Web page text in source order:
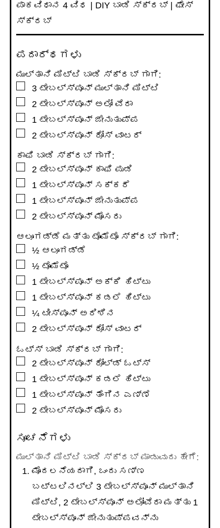
ಪಾಕವಿಧಾನ 4 ವಿಧ | DIY ಬಾಡಿ ಸ್ಕ್ರಬ್ | ಫೇಸ್
ಸ್ಕ್ರಬ್
ಪದಾರ್ಥಗಳು
ಮುಲ್ತಾನಿ ಮಿಟ್ಟಿ ಬಾಡಿ ಸ್ಕ್ರಬ್ ಗಾಗಿ:
▢3 ಟೇಬಲ್ಸ್ಪೂನ್ ಮುಲ್ತಾನಿ ಮಿಟ್ಟಿ
▢2 ಟೇಬಲ್ಸ್ಪೂನ್ ಅಲೋ ವೆರಾ
▢1 ಟೇಬಲ್ಸ್ಪೂನ್ ಜೇನುತುಪ್ಪ
▢2 ಟೇಬಲ್ಸ್ಪೂನ್ ರೋಸ್ ವಾಟರ್
ಕಾಫಿ ಬಾಡಿ ಸ್ಕ್ರಬ್ ಗಾಗಿ:
▢2 ಟೇಬಲ್ಸ್ಪೂನ್ ಕಾಫಿ ಪುಡಿ
▢1 ಟೇಬಲ್ಸ್ಪೂನ್ ಸಕ್ಕರೆ
▢1 ಟೇಬಲ್ಸ್ಪೂನ್ ಜೇನುತುಪ್ಪ
▢2 ಟೇಬಲ್ಸ್ಪೂನ್ ಮೊಸರು
ಆಲೂಗಡ್ಡೆ ಮತ್ತು ಟೊಮೆಟೊ ಸ್ಕ್ರಬ್ ಗಾಗಿ:
▢½ ಆಲೂಗಡ್ಡೆ
▢½ ಟೊಮೆಟೊ
▢1 ಟೇಬಲ್ಸ್ಪೂನ್ ಅಕ್ಕಿ ಹಿಟ್ಟು
▢1 ಟೇಬಲ್ಸ್ಪೂನ್ ಕಡಲೆ ಹಿಟ್ಟು
▢¼ ಟೀಸ್ಪೂನ್ ಅರಿಶಿನ
▢2 ಟೇಬಲ್ಸ್ಪೂನ್ ರೋಸ್ ವಾಟರ್
ಓಟ್ಸ್ ಬಾಡಿ ಸ್ಕ್ರಬ್ ಗಾಗಿ:
▢2 ಟೇಬಲ್ಸ್ಪೂನ್ ರೋಲ್ಡ್ ಓಟ್ಸ್
▢1 ಟೇಬಲ್ಸ್ಪೂನ್ ಕಡಲೆ ಹಿಟ್ಟು
▢1 ಟೇಬಲ್ಸ್ಪೂನ್ ತೆಂಗಿನ ಎಣ್ಣೆ
▢2 ಟೇಬಲ್ಸ್ಪೂನ್ ಮೊಸರು
ಸೂಚನೆಗಳು
ಮುಲ್ತಾನಿ ಮಿಟ್ಟಿ ಬಾಡಿ ಸ್ಕ್ರಬ್ ಮಾಡುವುದು ಹೇಗೆ:
ಮೊದಲನೆಯದಾಗಿ, ಒಂದು ಸಣ್ಣ
ಬಟ್ಟಲಿನಲ್ಲಿ 3 ಟೇಬಲ್ಸ್ಪೂನ್ ಮುಲ್ತಾನಿ
ಮಿಟ್ಟಿ, 2 ಟೇಬಲ್ಸ್ಪೂನ್ ಅಲೋವೆರಾ ಮತ್ತು 1
ಟೇಬಲ್ಸ್ಪೂನ್ ಜೇನುತುಪ್ಪವನ್ನು